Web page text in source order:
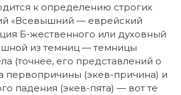
к определению строгих
«Всевышний — еврейский
Б-жественного или духовный
из темниц — темницы
(точнее, его представлений о
первопричины (экев-причина) и
падения (экев-пята) — вот те